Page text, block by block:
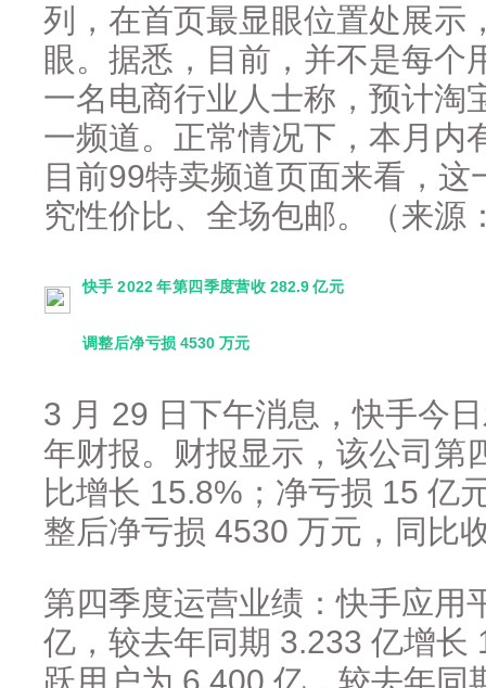
列，在首页最显眼位置处展示
眼。据悉，目前，并不是每个
一名电商行业人士称，预计淘
一频道。正常情况下，本月内
目前99特卖频道页面来看，这
究性价比、全场包邮。（来源
快手 2022 年第四季度营收 282.9 亿元
调整后净亏损 4530 万元
3 月 29 日下午消息，快手今
年财报。财报显示，该公司第
比增长 15.8%；净亏损 15 亿
整后净亏损 4530 万元，同比
第四季度运营业绩：快手应用
亿，较去年同期 3.233 亿增长
跃用户为 6.400 亿，较去年